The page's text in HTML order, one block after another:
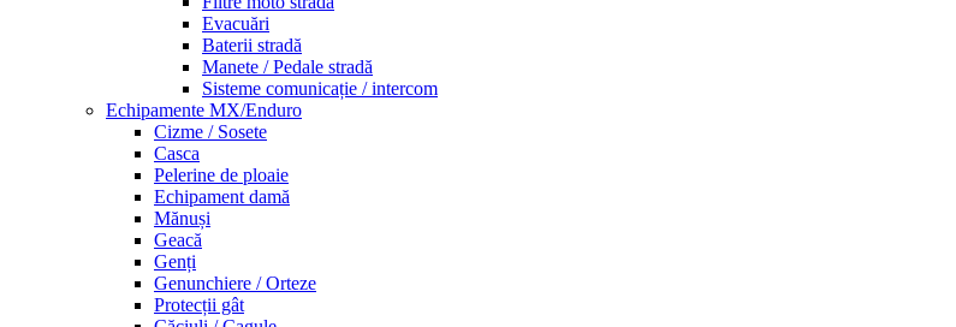
Evacuări
Baterii stradă
Manete / Pedale stradă
Sisteme comunicație / intercom
Echipamente MX/Enduro
Cizme / Sosete
Casca
Pelerine de ploaie
Echipament damă
Mănuși
Geacă
Genți
Genunchiere / Orteze
Protecții gât